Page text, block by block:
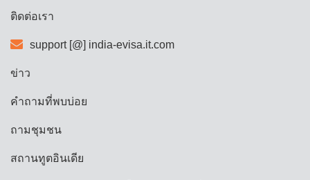
ติดต่อเรา
support [@] india-evisa.it.com
ข่าว
คำถามที่พบบ่อย
ถามชุมชน
สถานทูตอินเดีย